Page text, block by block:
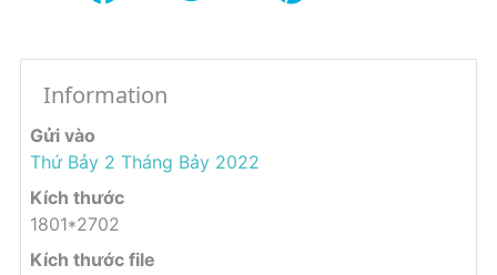
Information
Gửi vào
Thứ Bảy 2 Tháng Bảy 2022
Kích thước
1801*2702
Kích thước file